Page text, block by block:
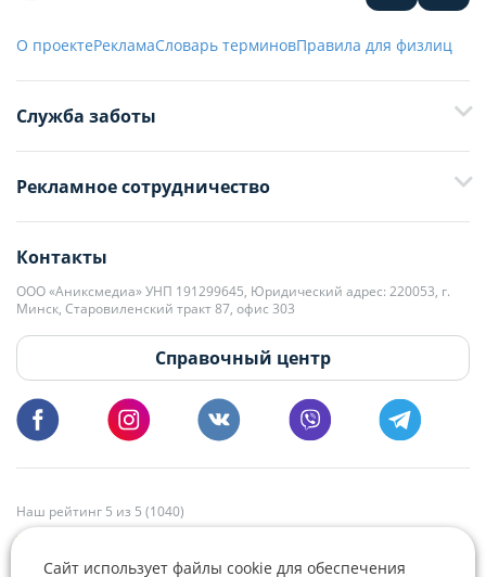
О проектеРекламаСловарь терминовПравила для физлиц
Служба заботы
+375 29 376-13-70
+375 33 376-13-70
editor@domovita.by
Мы принимаем звонки и отвечаем на письма в будние дни с 9:00 до
18:00.
Рекламное сотрудничество
+375 29 563-15-61 Кристина Филюта
kb@domovita.by
+375 29 179-11-28 Владислав Гладченко
vg@domovita.by
Пишите и звоните нам в будние дни с 8:00 до 20:00.
Контакты
ООО «Аниксмедиа» УНП 191299645, Юридический адрес: 220053, г.
Минск, Старовиленский тракт 87, офис 303
Справочный центр
Наш рейтинг 5 из 5 (1040)
Сайт использует файлы cookie для обеспечения